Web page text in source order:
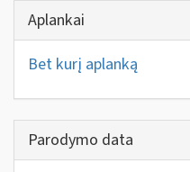
Aplankai
Bet kurį aplanką
Parodymo data